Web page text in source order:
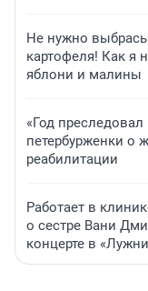
Не нужно
картофеля! Как я
яблони и малины
«Год
петербурженки о
реабилитации
Работает в
о сестре Вани
концерте в